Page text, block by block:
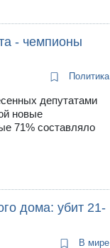
- чемпионы
Политика
депутатами
новые
71% составляло
дома: убит 21-
В мире